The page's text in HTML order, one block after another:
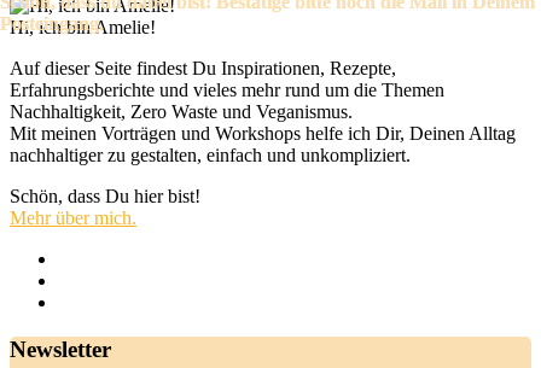
Hi, ich bin Amelie!
Auf dieser Seite findest Du Inspirationen, Rezepte,
Erfahrungsberichte und vieles mehr rund um die Themen
Nachhaltigkeit, Zero Waste und Veganismus.
Mit meinen Vorträgen und Workshops helfe ich Dir, Deinen Alltag
nachhaltiger zu gestalten, einfach und unkompliziert.
Schön, dass Du hier bist!
Mehr über mich.
Newsletter